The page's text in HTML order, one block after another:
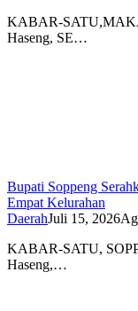
KABAR-
Haseng, SE…
Bupati Soppeng
Empat Kelurahan
DaerahJuli 15, 2026
KABAR-SATU,
Haseng,…